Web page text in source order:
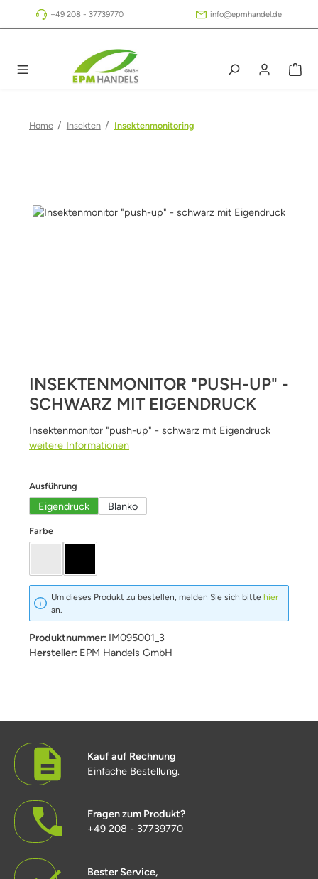
Zum Hauptinhalt springen
+49 208 - 37739770 info@epmhandel.de
Home / Insekten / Insektenmonitoring
Bildergalerie überspringen
INSEKTENMONITOR "PUSH-UP" -
SCHWARZ MIT EIGENDRUCK
Insektenmonitor "push-up" - schwarz mit Eigendruck
weitere Informationen
Ausführung
Eigendruck Blanko
Farbeauswählen
Um dieses Produkt zu bestellen, melden Sie sich bittehier
an.
Produktnummer: IM095001_3
Hersteller: EPM Handels GmbH
Kauf auf Rechnung
Einfache Bestellung.
Fragen zum Produkt?
+49 208 - 37739770
Bester Service,